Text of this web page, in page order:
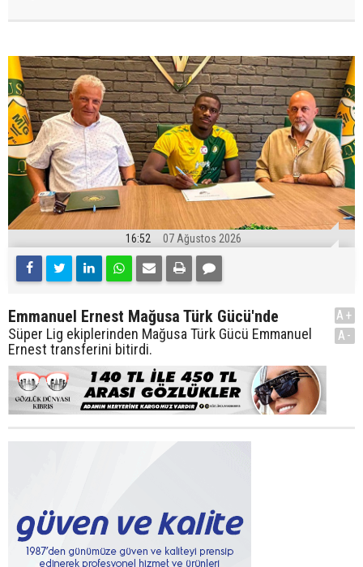
16:52 07 Ağustos 2026
Emmanuel Ernest Mağusa Türk Gücü'nde
Süper Lig ekiplerinden Mağusa Türk Gücü Emmanuel
Ernest transferini bitirdi.
A+
A-